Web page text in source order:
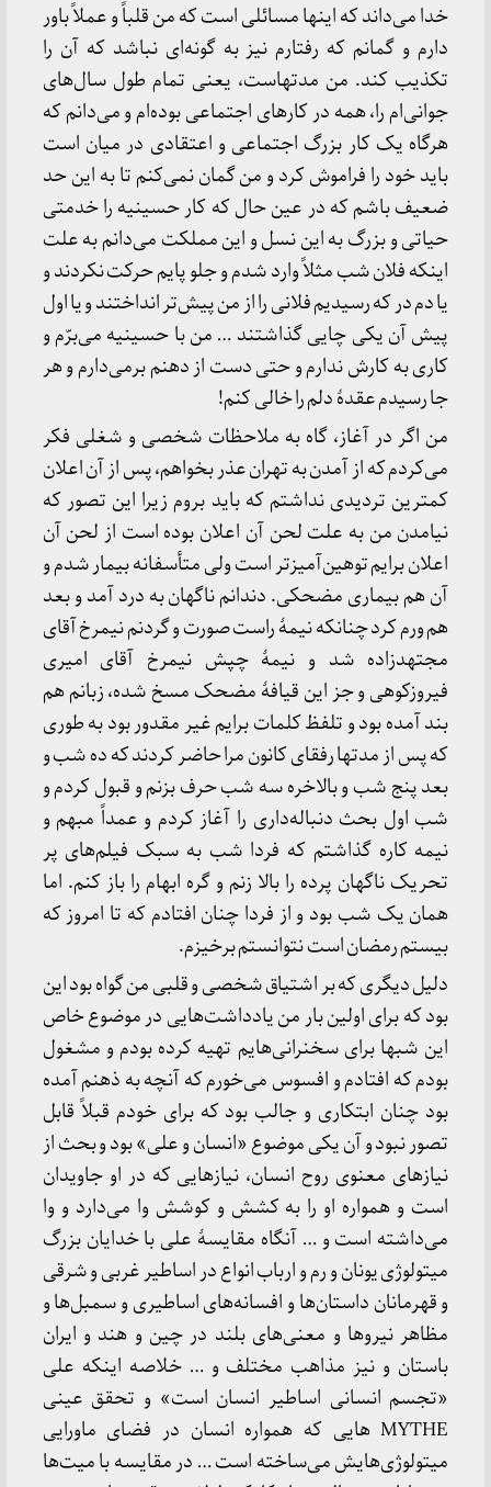
خدا می‌داند که اینها مسائلی است که من قلباً و عملاً باور
دارم و گمانم که رفتارم نیز به گونه‌ای نباشد که آن را
تکذیب کند. من مدتهاست، یعنی تمام طول سال‌های
جوانی‌ام را، همه در کارهای اجتماعی بوده‌ام و می‌دانم که
هرگاه یک کار بزرگ اجتماعی و اعتقادی در میان است
باید خود را فراموش کرد و من گمان نمی‌کنم تا به این حد
ضعیف باشم که در عین حال که کار حسینیه را خدمتی
حیاتی و بزرگ به این نسل و این مملکت می‌دانم به علت
اینکه فلان شب مثلاً وارد شدم و جلو پایم حرکت نکردند و
یا دم در که رسیدیم فلانی را از من پیش‌تر انداختند و یا اول
پیش آن یکی چایی گذاشتند … من با حسینیه می‌برّم و
کاری به کارش ندارم و حتی دست از دهنم برمی‌دارم و هر
جا رسیدم عقدهٔ دلم را خالی کنم!
من اگر در آغاز، گاه به ملاحظات شخصی و شغلی فکر
می‌کردم که از آمدن به تهران عذر بخواهم، پس از آن اعلان
کمترین تردیدی نداشتم که باید بروم زیرا این تصور که
نیامدن من به علت لحن آن اعلان بوده است از لحن آن
اعلان برایم توهین‌آمیزتر است ولی متأسفانه بیمار شدم و
آن هم بیماری مضحکی. دندانم ناگهان به درد آمد و بعد
هم ورم کرد چنانکه نیمهٔ راست صورت و گردنم نیمرخ آقای
مجتهدزاده شد و نیمهٔ چپش نیمرخ آقای امیری
فیروزکوهی و جز این قیافهٔ مضحک مسخ شده، زبانم هم
بند آمده بود و تلفظ کلمات برایم غیر مقدور بود به طوری
که پس از مدتها رفقای کانون مرا حاضر کردند که ده شب و
بعد پنج شب و بالاخره سه شب حرف بزنم و قبول کردم و
شب اول بحث دنباله‌داری را آغاز کردم و عمداً مبهم و
نیمه کاره گذاشتم که فردا شب به سبک فیلم‌های پر
تحریک ناگهان پرده را بالا زنم و گره ابهام را باز کنم. اما
همان یک شب بود و از فردا چنان افتادم که تا امروز که
بیستم رمضان است نتوانستم برخیزم.
دلیل دیگری که بر اشتیاق شخصی و قلبی من گواه بود این
بود که برای اولین بار من یادداشت‌هایی در موضوع خاص
این شبها برای سخنرانی‌هایم تهیه کرده بودم و مشغول
بودم که افتادم و افسوس می‌خورم که آنچه به ذهنم آمده
بود چنان ابتکاری و جالب بود که برای خودم قبلاً قابل
تصور نبود و آن یکی موضوع «انسان و علی» بود و بحث از
نیازهای معنوی روح انسان، نیازهایی که در او جاویدان
است و همواره او را به کشش و کوشش وا می‌دارد و وا
می‌داشته است و … آنگاه مقایسهٔ علی با خدایان بزرگ
میتولوژی یونان و رم و ارباب انواع در اساطیر غربی و شرقی
و قهرمانان داستان‌ها و افسانه‌های اساطیری و سمبل‌ها و
مظاهر نیروها و معنی‌های بلند در چین و هند و ایران
باستان و نیز مذاهب مختلف و … خلاصه اینکه علی
«تجسم انسانی اساطیر انسان است» و تحقق عینی
MYTHE هایی که همواره انسان در فضای ماورایی
میتولوژی‌هایش می‌ساخته است … در مقایسه با میت‌ها